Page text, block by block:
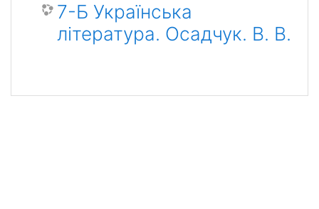
7-Б Українська
література. Осадчук. В. В.